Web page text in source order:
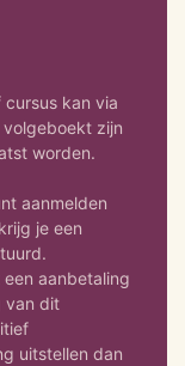
kan via
zijn
worden.
aanmelden
je een
aanbetaling
van dit
uitstellen dan